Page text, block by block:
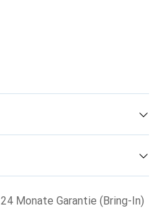
24 Monate Garantie (Bring-In)